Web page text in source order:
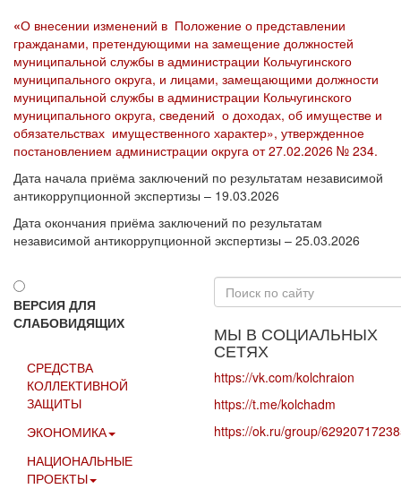
«О внесении изменений в Положение о представлении
гражданами, претендующими на замещение должностей
муниципальной службы в администрации Кольчугинского
муниципального округа, и лицами, замещающими должности
муниципальной службы в администрации Кольчугинского
муниципального округа, сведений о доходах, об имуществе и
обязательствах имущественного характер», утвержденное
постановлением администрации округа от 27.02.2026 № 234.
Дата начала приёма заключений по результатам независимой
антикоррупционной экспертизы – 19.03.2026
Дата окончания приёма заключений по результатам
независимой антикоррупционной экспертизы – 25.03.2026
ВЕРСИЯ ДЛЯ
СЛАБОВИДЯЩИХ
СРЕДСТВА
КОЛЛЕКТИВНОЙ
ЗАЩИТЫ
ЭКОНОМИКА
НАЦИОНАЛЬНЫЕ
ПРОЕКТЫ
Искать...
МЫ В СОЦИАЛЬНЫХ
СЕТЯХ
https://vk.com/kolchraion
https://t.me/kolchadm
https://ok.ru/group/